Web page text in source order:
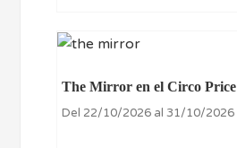
The Mirror en el Circo Price
Del 22/10/2026 al 31/10/2026